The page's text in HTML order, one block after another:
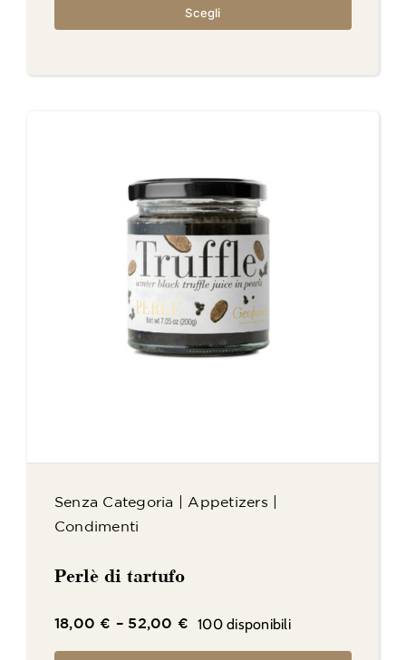
Scegli
Senza Categoria Appetizers
Condimenti
Perlè di tartufo
18,00€ – 52,00 € 100 disponibili